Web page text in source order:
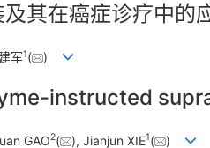
其在癌症诊疗中的
军1( )
instructed
GAO2( ), Jianjun XIE1( )